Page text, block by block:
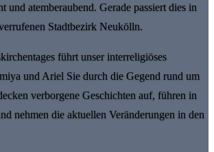
und atemberaubend. Gerade passiert dies in
Stadtbezirk Neukölln.
führt unser interreligiöses
und Ariel Sie durch die Gegend rund um
verborgene Geschichten auf, führen in
nehmen die aktuellen Veränderungen in den